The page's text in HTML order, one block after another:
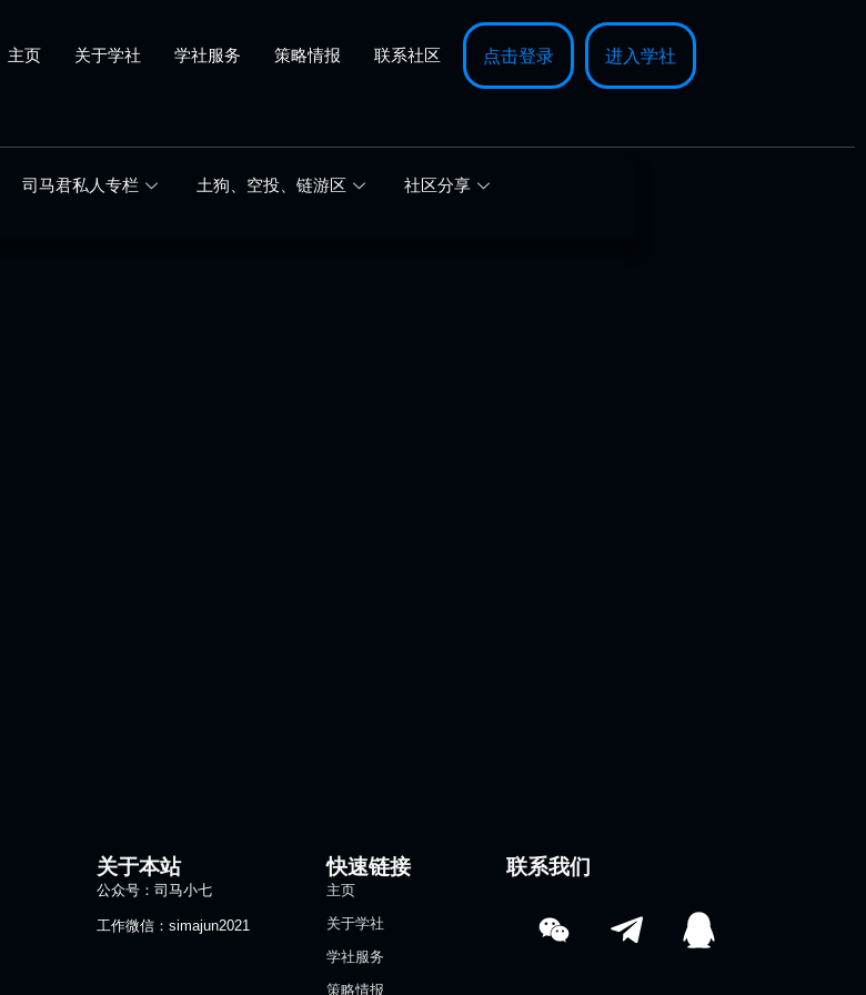
主页 关于学社 学社服务 策略情报 联系社区 点击登录 进入学社
司马君私人专栏 土狗、空投、链游区
社区分享
关于本站
公众号：司马小七
工作微信：simajun2021
快速链接
主页
关于学社
学社服务
策略情报
联系我们